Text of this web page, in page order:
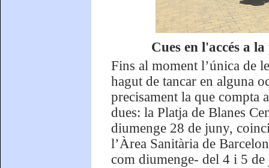
Cues en l'accés a
Fins al moment l’única de
hagut de tancar en alguna
precisament la que compta
dues: la Platja de Blanes
diumenge 28 de juny,
l’Àrea Sanitària de
com diumenge- del 4 i 5